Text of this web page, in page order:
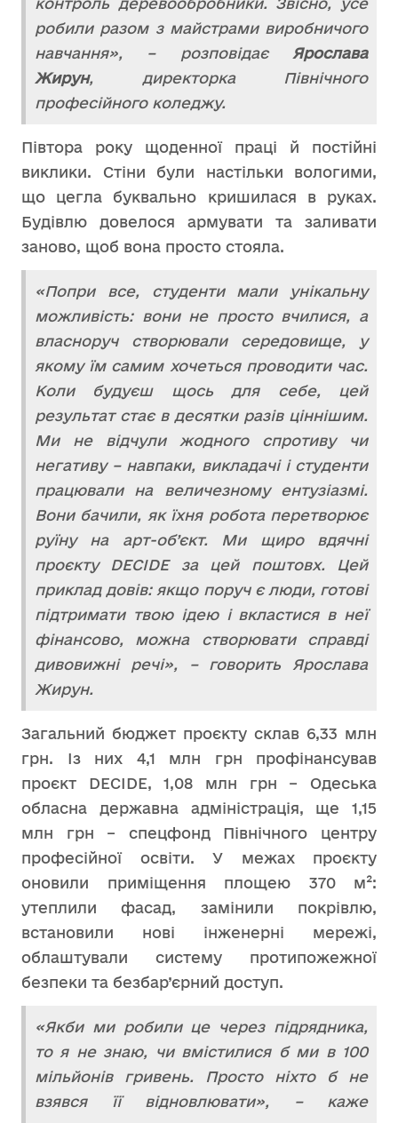
робили разом з майстрами виробничого
навчання», – розповідає Ярослава
Жирун, директорка Північного
професійного коледжу.
Півтора року щоденної праці й постійні
виклики. Стіни були настільки вологими,
що цегла буквально кришилася в руках.
Будівлю довелося армувати та заливати
заново, щоб вона просто стояла.
«Попри все, студенти мали унікальну
можливість: вони не просто вчилися, а
власноруч створювали середовище, у
якому їм самим хочеться проводити час.
Коли будуєш щось для себе, цей
результат стає в десятки разів ціннішим.
Ми не відчули жодного спротиву чи
негативу – навпаки, викладачі і студенти
працювали на величезному ентузіазмі.
Вони бачили, як їхня робота перетворює
руїну на арт-об’єкт. Ми щиро вдячні
проєкту DECIDE за цей поштовх. Цей
приклад довів: якщо поруч є люди, готові
підтримати твою ідею і вкластися в неї
фінансово, можна створювати справді
дивовижні речі», – говорить Ярослава
Жирун.
Загальний бюджет проєкту склав 6,33 млн
грн. Із них 4,1 млн грн профінансував
проєкт DECIDE, 1,08 млн грн – Одеська
обласна державна адміністрація, ще 1,15
млн грн – спецфонд Північного центру
професійної освіти. У межах проєкту
оновили приміщення площею 370 м²:
утеплили фасад, замінили покрівлю,
встановили нові інженерні мережі,
облаштували систему протипожежної
безпеки та безбар’єрний доступ.
«Якби ми робили це через підрядника,
то я не знаю, чи вмістилися б ми в 100
мільйонів гривень. Просто ніхто б не
взявся її відновлювати», – каже